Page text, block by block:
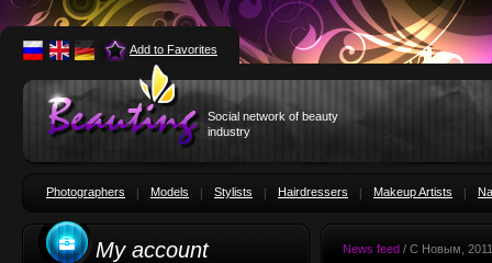
Add to Favorites
Social network of beauty
industry
Photographers Models Stylists Hairdressers Makeup Artists
My account News feed / С Новым, 2011